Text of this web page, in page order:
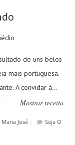
de uns belos
mais portuguesa.
A convidar á...
Mostrar receita
Maria José|
Seja O